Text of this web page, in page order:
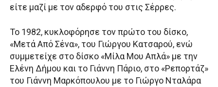
είτε μαζί με τον αδερφό του στις Σέρρες.
Το 1982, κυκλοφόρησε τον πρώτο του δίσκο,
«Μετά Από Σένα», του Γιώργου Κατσαρού, ενώ
συμμετείχε στο δίσκο «Μίλα Μου Απλά» με την
Ελένη Δήμου και το Γιάννη Πάριο, στο «Ρεπορτάζ»
του Γιάννη Μαρκόπουλου με το Γιώργο Νταλάρα